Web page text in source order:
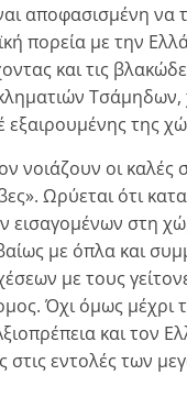
αποφασισμένη
πορεία με την
και τις
της
νοιάζουν οι
Ωρύεται ότι
εισαγομένων στη
με όπλα και
με τους
Όχι όμως
και τον
στις εντολές των